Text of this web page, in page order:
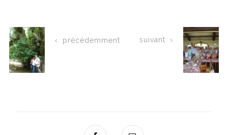
précédemment suivant